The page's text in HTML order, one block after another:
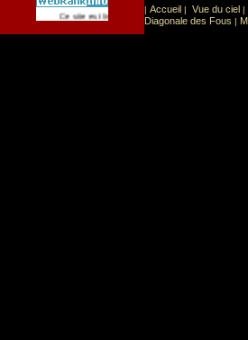
Ce site est list� dans la cat�gorie Sport
| Accueil | Vue du ciel |
Diagonale des Fous |